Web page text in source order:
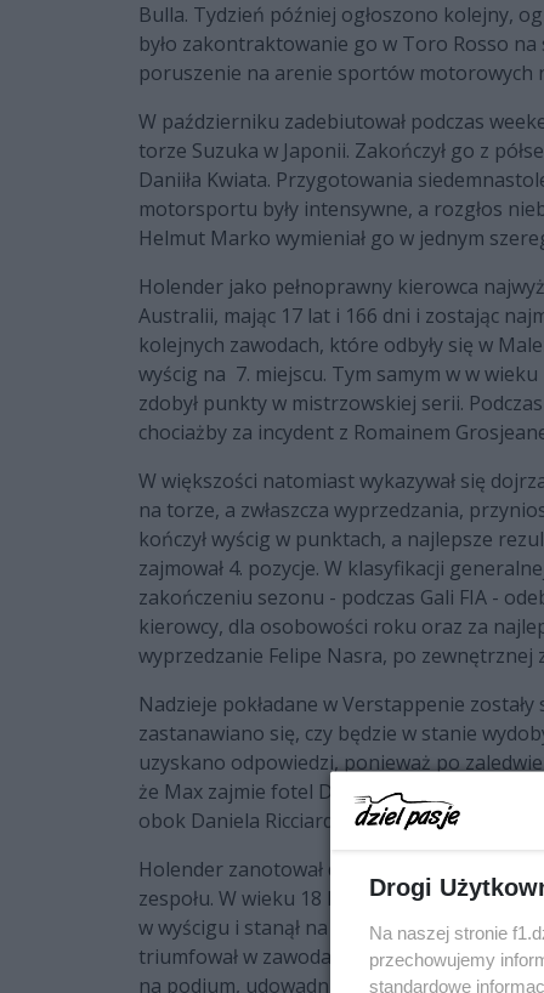
Bulla. Tydzień później ogłoszono kolejny,
było zakontraktowanie go w Toro Rosso na
poruszenie na arenie sportów motorowych
W październiku zadebiutował podczas
torze Suzuka w Japonii. Zakończył go z
Daniiła Kwiata. Przygotowania
motorsportu były intensywne, a rozgłos
Helmut Marko wymieniał go w jednym
Holender jako pełnoprawny kierowca
Australii, mając 17 lat i 166 dni i zostając
kolejnych zawodach, które odbyły się w
wyścig na 7. miejscu. Tym samym w w
zdobył punkty w mistrzowskiej serii.
chociażby za incydent z Romainem
W większości natomiast wykazywał się
na torze, a zwłaszcza wyprzedzania,
kończył wyścig w punktach, a najlepsze
zajmował 4. pozycje. W klasyfikacji
zakończeniu sezonu - podczas Gali FIA -
kierowcy, dla osobowości roku oraz za
wyprzedzanie Felipe Nasra, po zewnętrznej
Nadzieje pokładane w Verstappenie
zastanawiano się, czy będzie w stanie
uzyskano odpowiedzi, ponieważ po
że Max zajmie fotel Daniiła Kwiata i
obok Daniela Ricciardo.
Holender zanotował debiut marzeń,
zespołu. W wieku 18 lat i 228 dni został
w wyścigu i stanął na podium wyścigu.
triumfował w zawodach najwyższej rangi.
na podium, udowadniając swoje
Drogi
Na naszej stronie
przechowujemy
standardowe